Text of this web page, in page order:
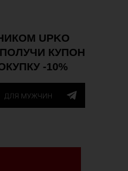
UPKO
ПОЛУЧИ КУПОН
-10%